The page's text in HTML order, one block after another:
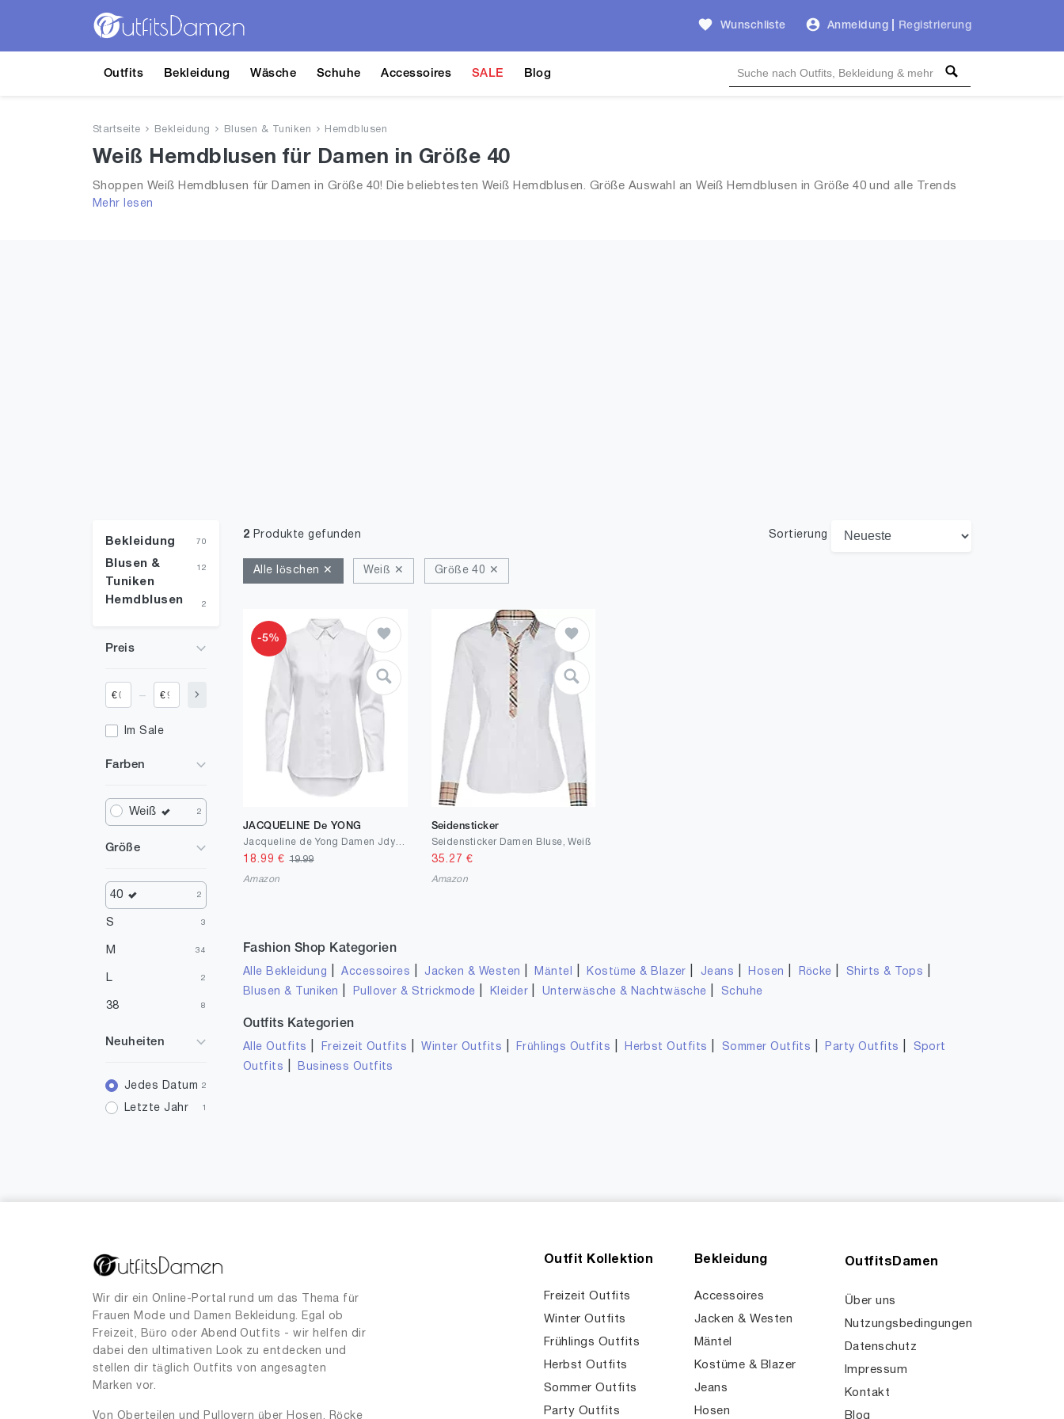
Wunschliste Anmeldung Registrierung
Outfits Bekleidung Wäsche Schuhe Accessoires SALE Blog
Startseite Bekleidung Blusen & Tuniken Hemdblusen
Weiß Hemdblusen für Damen in Größe 40
Shoppen Weiß Hemdblusen für Damen in Größe 40! Die beliebtesten Weiß Hemdblusen. Größe Auswahl an Weiß Hemdblusen in Größe 40 und alle Trends
aus 2026 für Frauen!
Mehr lesen
Bekleidung 70
Blusen &
Tuniken
12
Hemdblusen 2
Preis
€ €
Im Sale
Farben
Weiß 2
Größe
40 2
S 3
M 34
L 2
38 8
Neuheiten
Jedes Datum 2
Letzte Jahr 1
2 Produkte gefunden Sortierung
Alle löschen ✕ Weiß ✕ Größe 40 ✕
-5%
JACQUELINE De YONG
18.99 €19.99
Amazon
Seidensticker
Seidensticker Damen Bluse, Weiß
35.27 €
Amazon
Fashion Shop Kategorien
Alle Bekleidung |Accessoires Jacken & Westen Mäntel Kostüme & Blazer Jeans Hosen Röcke Shirts & Tops
Blusen & Tuniken Pullover & Strickmode Kleider Unterwäsche & Nachtwäsche Schuhe
Outfits Kategorien
Alle Outfits Freizeit Outfits |Winter Outfits Frühlings Outfits Herbst Outfits Sommer Outfits Party Outfits
Sport
Outfits
Business Outfits
Wir dir ein Online-Portal rund um das Thema für
Frauen Mode und Damen Bekleidung. Egal ob
Freizeit, Büro oder Abend Outfits - wir helfen dir
dabei den ultimativen Look zu entdecken und
stellen dir täglich Outfits von angesagten
Marken vor.
Von Oberteilen und Pullovern über Hosen, Röcke
Outfit Kollektion
Freizeit Outfits
Winter Outfits
Frühlings Outfits
Herbst Outfits
Sommer Outfits
Party Outfits
Bekleidung
Accessoires
Jacken & Westen
Mäntel
Kostüme & Blazer
Jeans
Hosen
OutfitsDamen
Über uns
Nutzungsbedingungen
Datenschutz
Impressum
Kontakt
Blog